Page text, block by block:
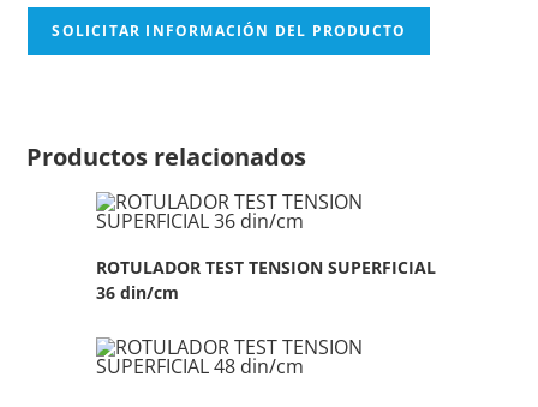
SOLICITAR INFORMACIÓN DEL PRODUCTO
Productos relacionados
ROTULADOR TEST TENSION SUPERFICIAL
36 din/cm